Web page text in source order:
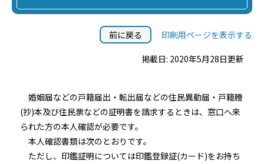
前に戻る 印刷用ページを表示する
掲載日: 2020年5月28日更新
婚姻届などの戸籍届出・転出届などの住民異動届・戸籍謄
(抄)本及び住民票などの証明書を請求するときは、窓口へ来
られた方の本人確認が必要です。
本人確認書類は次のとおりです。
ただし、印鑑証明については印鑑登録証(カード)をお持ち